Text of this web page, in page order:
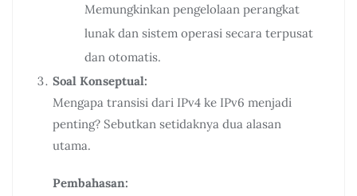
Memungkinkan pengelolaan perangkat
lunak dan sistem operasi secara terpusat
dan otomatis.
Soal Konseptual:
Mengapa transisi dari IPv4 ke IPv6 menjadi
penting? Sebutkan setidaknya dua alasan
utama.
Pembahasan: